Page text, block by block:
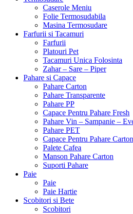
Caserole Meniu
Folie Termosudabila
Masina Termosudare
Farfurii si Tacamuri
Farfurii
Platouri Pet
Tacamuri Unica Folosinta
Zahar – Sare – Piper
Pahare si Capace
Pahare Carton
Pahare Transparente
Pahare PP
Capace Pentru Pahare Fresh
Pahare Vin – Sampanie –
Pahare PET
Capace Pentru Pahare Carton
Palete Cafea
Manson Pahare Carton
Suporti Pahare
Paie
Paie
Paie Hartie
Scobitori si Bete
Scobitori